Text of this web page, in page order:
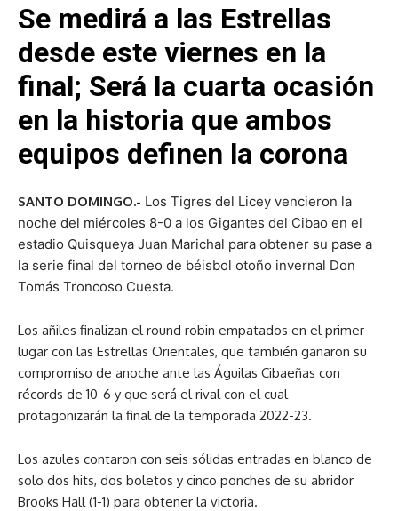
Se medirá a las Estrellas
desde este viernes en la
final; Será la cuarta ocasión
en la historia que ambos
equipos definen la corona
SANTO DOMINGO.- Los Tigres del Licey vencieron la
noche del miércoles 8-0 a los Gigantes del Cibao en el
estadio Quisqueya Juan Marichal para obtener su pase a
la serie final del torneo de béisbol otoño invernal Don
Tomás Troncoso Cuesta.
Los añiles finalizan el round robin empatados en el primer
lugar con las Estrellas Orientales, que también ganaron su
compromiso de anoche ante las Águilas Cibaeñas con
récords de 10-6 y que será el rival con el cual
protagonizarán la final de la temporada 2022-23.
Los azules contaron con seis sólidas entradas en blanco de
solo dos hits, dos boletos y cinco ponches de su abridor
Brooks Hall (1-1) para obtener la victoria.